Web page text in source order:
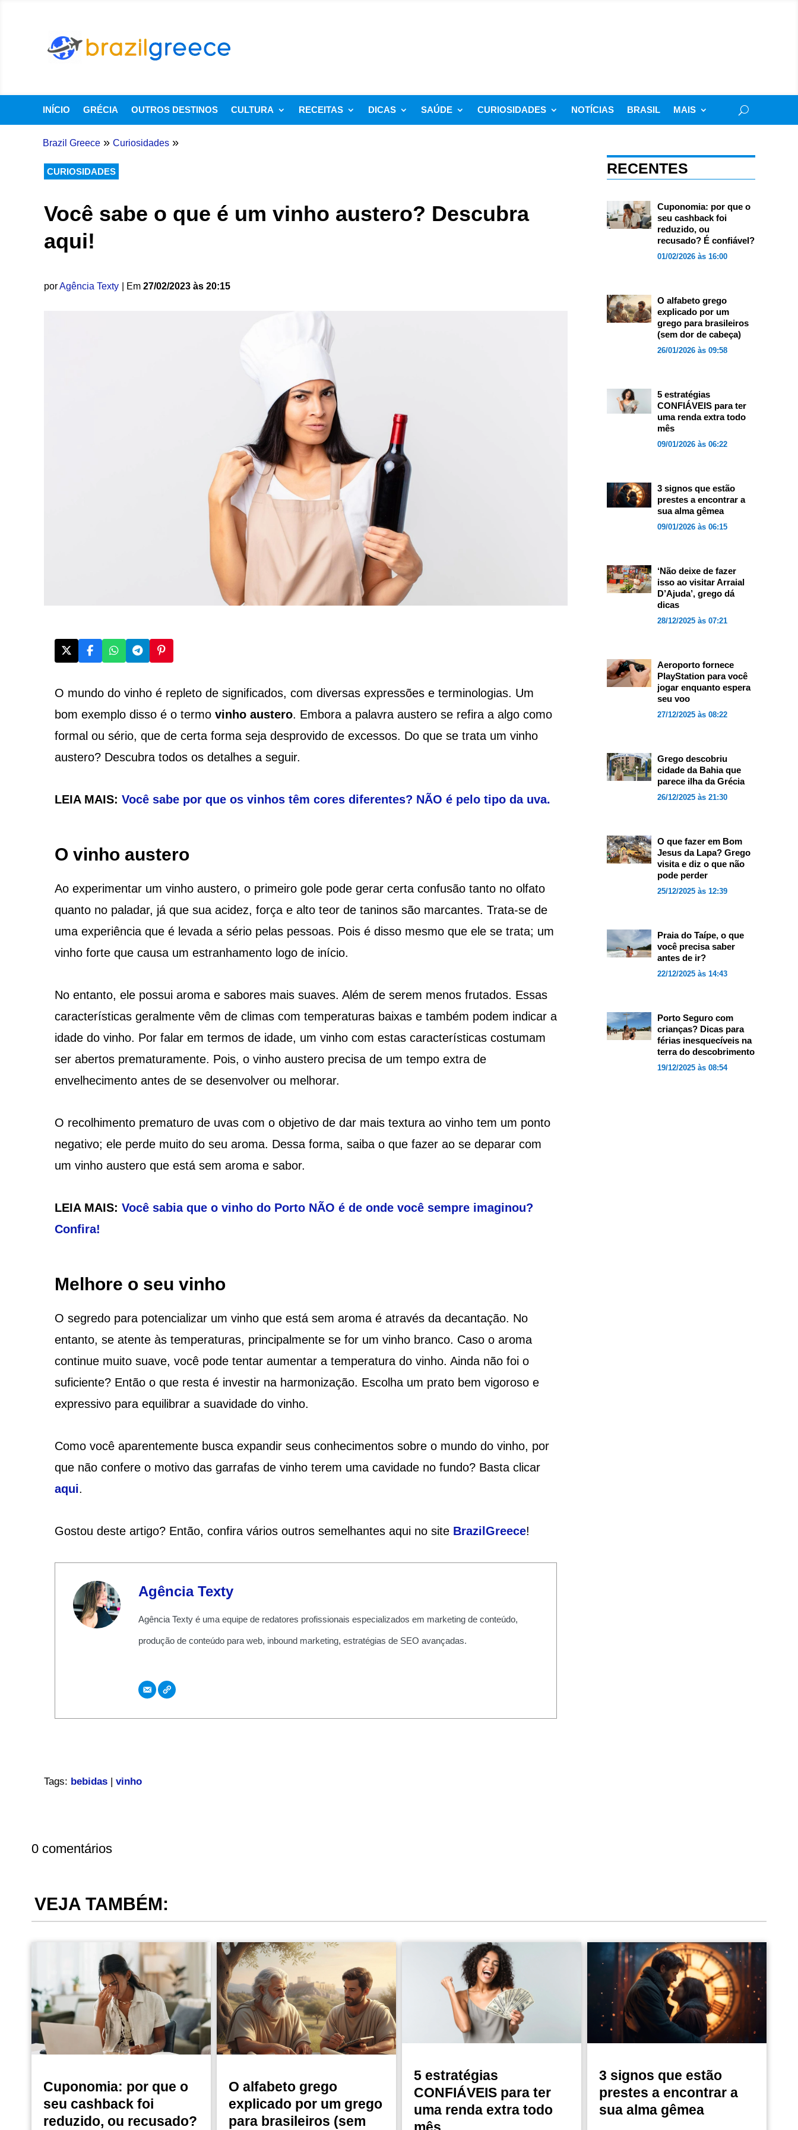
INÍCIO GRÉCIA OUTROS DESTINOS CULTURA RECEITAS DICAS SAÚDE CURIOSIDADES NOTÍCIAS BRASIL MAIS
Brazil Greece » Curiosidades »
CURIOSIDADES
Você sabe o que é um vinho austero? Descubra
aqui!
porAgência Texty | Em 27/02/2023 às 20:15
O mundo do vinho é repleto de significados, com diversas expressões e terminologias. Um
bom exemplo disso é o termo vinho austero. Embora a palavra austero se refira a algo como
formal ou sério, que de certa forma seja desprovido de excessos. Do que se trata um vinho
austero? Descubra todos os detalhes a seguir.
LEIA MAIS: Você sabe por que os vinhos têm cores diferentes? NÃO é pelo tipo da uva.
O vinho austero
Ao experimentar um vinho austero, o primeiro gole pode gerar certa confusão tanto no olfato
quanto no paladar, já que sua acidez, força e alto teor de taninos são marcantes. Trata-se de
uma experiência que é levada a sério pelas pessoas. Pois é disso mesmo que ele se trata; um
vinho forte que causa um estranhamento logo de início.
No entanto, ele possui aroma e sabores mais suaves. Além de serem menos frutados. Essas
características geralmente vêm de climas com temperaturas baixas e também podem indicar a
idade do vinho. Por falar em termos de idade, um vinho com estas características costumam
ser abertos prematuramente. Pois, o vinho austero precisa de um tempo extra de
envelhecimento antes de se desenvolver ou melhorar.
O recolhimento prematuro de uvas com o objetivo de dar mais textura ao vinho tem um ponto
negativo; ele perde muito do seu aroma. Dessa forma, saiba o que fazer ao se deparar com
um vinho austero que está sem aroma e sabor.
LEIA MAIS: Você sabia que o vinho do Porto NÃO é de onde você sempre imaginou?
Confira!
Melhore o seu vinho
O segredo para potencializar um vinho que está sem aroma é através da decantação. No
entanto, se atente às temperaturas, principalmente se for um vinho branco. Caso o aroma
continue muito suave, você pode tentar aumentar a temperatura do vinho. Ainda não foi o
suficiente? Então o que resta é investir na harmonização. Escolha um prato bem vigoroso e
expressivo para equilibrar a suavidade do vinho.
Como você aparentemente busca expandir seus conhecimentos sobre o mundo do vinho, por
que não confere o motivo das garrafas de vinho terem uma cavidade no fundo? Basta clicar
aqui.
Gostou deste artigo? Então, confira vários outros semelhantes aqui no site Brazil Greece!
Agência Texty
Agência Texty é uma equipe de redatores profissionais especializados em marketing de conteúdo,
produção de conteúdo para web, inbound marketing, estratégias de SEO avançadas.
Tags: bebidas| vinho
RECENTES
Cuponomia: por que o
seu cashback foi
reduzido, ou
recusado? É confiável?
01/02/2026 às 16:00
O alfabeto grego
explicado por um
grego para brasileiros
(sem dor de cabeça)
26/01/2026 às 09:58
5 estratégias
CONFIÁVEIS para ter
uma renda extra todo
mês
09/01/2026 às 06:22
3 signos que estão
prestes a encontrar a
sua alma gêmea
09/01/2026 às 06:15
‘Não deixe de fazer
isso ao visitar Arraial
D’Ajuda’, grego dá
dicas
28/12/2025 às 07:21
Aeroporto fornece
PlayStation para você
jogar enquanto espera
seu voo
27/12/2025 às 08:22
Grego descobriu
cidade da Bahia que
parece ilha da Grécia
26/12/2025 às 21:30
O que fazer em Bom
Jesus da Lapa? Grego
visita e diz o que não
pode perder
25/12/2025 às 12:39
Praia do Taípe, o que
você precisa saber
antes de ir?
22/12/2025 às 14:43
Porto Seguro com
crianças? Dicas para
férias inesquecíveis na
terra do descobrimento
19/12/2025 às 08:54
0 comentários
VEJA TAMBÉM:
Cuponomia: por que o
seu cashback foi
reduzido, ou recusado?
O alfabeto grego
explicado por um grego
para brasileiros (sem
5 estratégias
CONFIÁVEIS para ter
uma renda extra todo
3 signos que estão
prestes a encontrar a
sua alma gêmea